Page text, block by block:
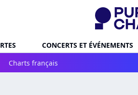
CONCERTS ET ÉVÉNEMENTS
Charts français